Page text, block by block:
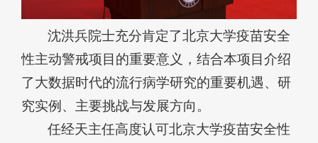
沈洪兵院士充分肯定了北京大学疫苗安全
性主动警戒项目的重要意义，结合本项目介绍
了大数据时代的流行病学研究的重要机遇、研
究实例、主要挑战与发展方向。
任经天主任高度认可北京大学疫苗安全性